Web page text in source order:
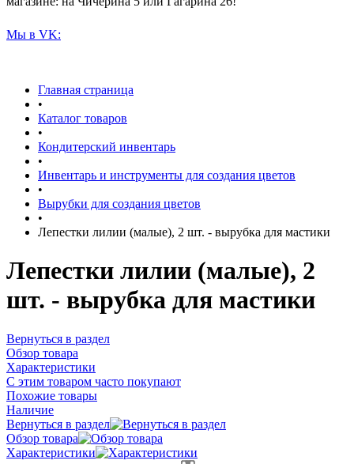
Мы в VK:
Главная страница
•
Каталог товаров
•
Кондитерский инвентарь
•
Инвентарь и инструменты для создания цветов
•
Вырубки для создания цветов
•
Лепестки лилии (малые), 2 шт. - вырубка для мастики
Лепестки лилии (малые), 2
шт. - вырубка для мастики
Вернуться в раздел
Обзор товара
Характеристики
С этим товаром часто покупают
Похожие товары
Наличие
Вернуться в раздел
Обзор товара
Характеристики